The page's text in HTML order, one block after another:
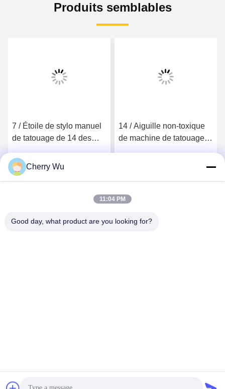
Produits semblables
7 / Étoile de stylo manuel
de tatouage de 14 des
Microblading aiguilles
d'ombrage double
Obtenez le meilleur prix
14 / Aiguille non-toxique
de machine de tatouage
Cherry Wu
11:04 PM
Good day, what product are you looking for?